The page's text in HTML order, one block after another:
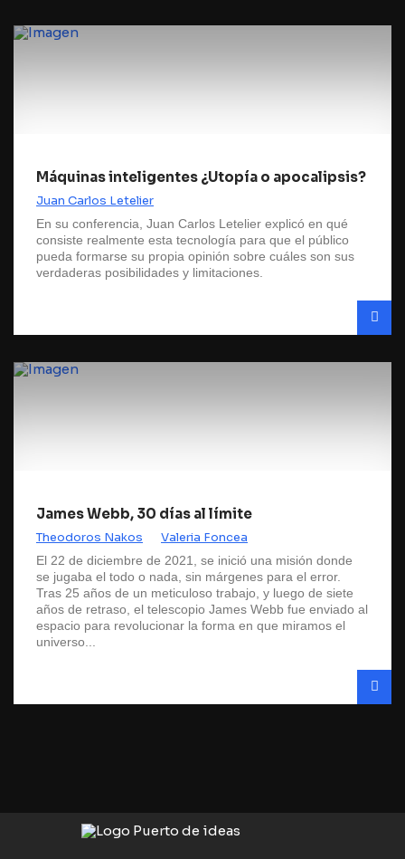
Máquinas inteligentes ¿Utopía o apocalipsis?
Juan Carlos Letelier
En su conferencia, Juan Carlos Letelier explicó en qué
consiste realmente esta tecnología para que el público
pueda formarse su propia opinión sobre cuáles son sus
verdaderas posibilidades y limitaciones.
James Webb, 30 días al límite
Theodoros Nakos Valeria Foncea
El 22 de diciembre de 2021, se inició una misión donde
se jugaba el todo o nada, sin márgenes para el error.
Tras 25 años de un meticuloso trabajo, y luego de siete
años de retraso, el telescopio James Webb fue enviado al
espacio para revolucionar la forma en que miramos el
universo...